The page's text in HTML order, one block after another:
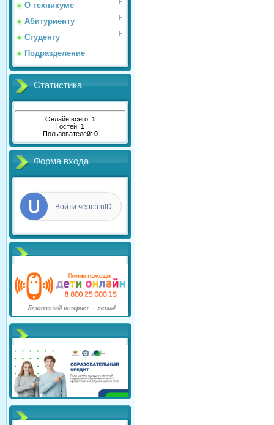
О техникуме
Абитуриенту
Студенту
Подразделение
Статистика
Онлайн всего: 1
Гостей: 1
Пользователей: 0
Форма входа
Войти через uID